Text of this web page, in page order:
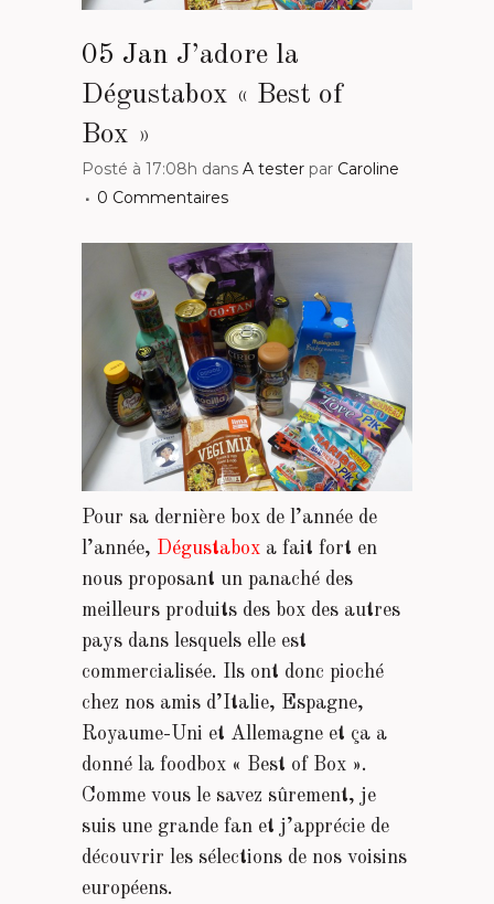
05 Jan J’adore la
Dégustabox « Best of
Box »
Posté à 17:08h dans A tester par Caroline
0 Commentaires
Pour sa dernière box de l’année de
l’année, Dégustabox a fait fort en
nous proposant un panaché des
meilleurs produits des box des autres
pays dans lesquels elle est
commercialisée. Ils ont donc pioché
chez nos amis d’Italie, Espagne,
Royaume-Uni et Allemagne et ça a
donné la foodbox « Best of Box ».
Comme vous le savez sûrement, je
suis une grande fan et j’apprécie de
découvrir les sélections de nos voisins
européens.